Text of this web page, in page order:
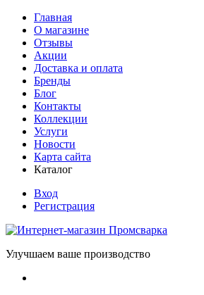
Главная
О магазине
Отзывы
Акции
Доставка и оплата
Бренды
Блог
Контакты
Коллекции
Услуги
Новости
Карта сайта
Каталог
Вход
Регистрация
Улучшаем ваше производство